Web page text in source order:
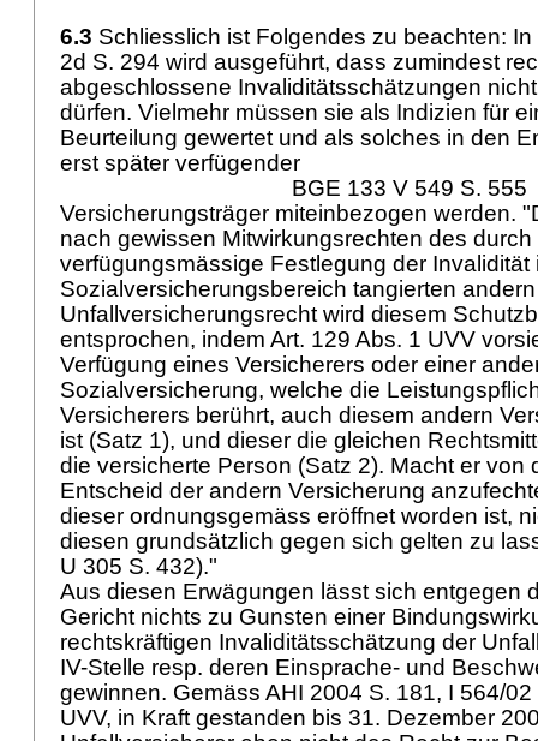
6.3 Schliesslich ist Folgendes zu beachten: In
2d S. 294 wird ausgeführt, dass zumindest
abgeschlossene Invaliditätsschätzungen
dürfen. Vielmehr müssen sie als Indizien für
Beurteilung gewertet und als solches in den
erst später verfügender
BGE 133 V 549 S. 555
Versicherungsträger miteinbezogen werden.
nach gewissen Mitwirkungsrechten des durch
verfügungsmässige Festlegung der Invalidität
Sozialversicherungsbereich tangierten
Unfallversicherungsrecht wird diesem
entsprochen, indem Art. 129 Abs. 1 UVV
Verfügung eines Versicherers oder einer
Sozialversicherung, welche die
Versicherers berührt, auch diesem andern
ist (Satz 1), und dieser die gleichen
die versicherte Person (Satz 2). Macht er von
Entscheid der andern Versicherung
dieser ordnungsgemäss eröffnet worden ist,
diesen grundsätzlich gegen sich gelten zu
U 305 S. 432)."
Aus diesen Erwägungen lässt sich entgegen
Gericht nichts zu Gunsten einer
rechtskräftigen Invaliditätsschätzung der
IV-Stelle resp. deren Einsprache- und
gewinnen. Gemäss AHI 2004 S. 181, I 564/
UVV, in Kraft gestanden bis 31. Dezember